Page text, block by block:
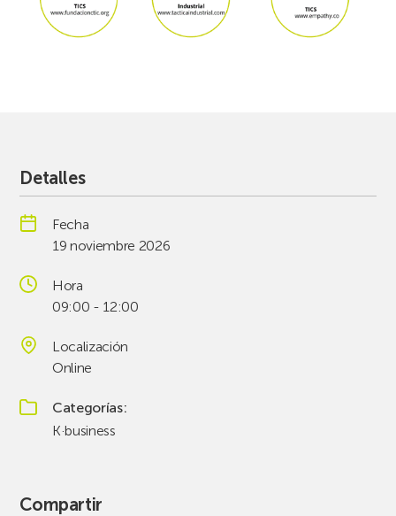
Detalles
Fecha
19 noviembre 2026
Hora
09:00 - 12:00
Localización
Online
Categorías
K·business
Compartir